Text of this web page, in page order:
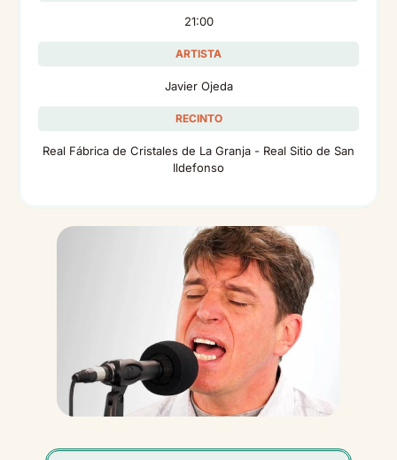
21:00
ARTISTA
Javier Ojeda
RECINTO
Real Fábrica de Cristales de La Granja - Real Sitio de San
Ildefonso